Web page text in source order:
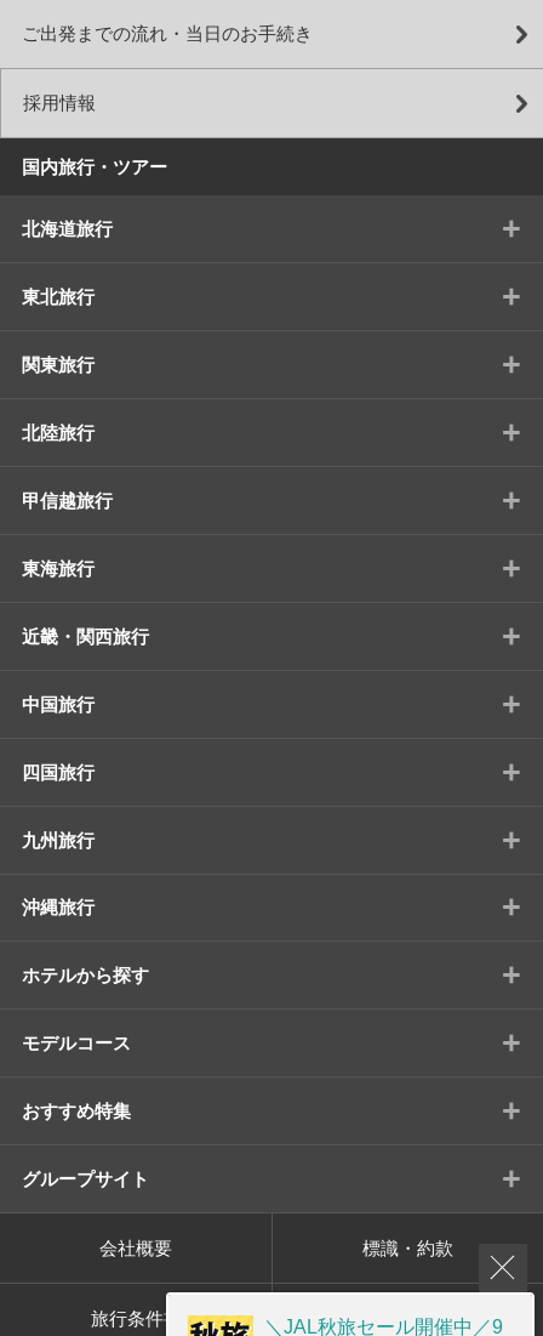
ご出発までの流れ・当日のお手続き
採用情報
国内旅行・ツアー
北海道旅行 +
東北旅行 +
関東旅行 +
北陸旅行 +
甲信越旅行 +
東海旅行 +
近畿・関西旅行 +
中国旅行 +
四国旅行 +
九州旅行 +
沖縄旅行 +
ホテルから探す +
モデルコース +
おすすめ特集 +
グループサイト +
会社概要 標識・約款
旅行条件書 プライバシーポリシー
＼JAL秋旅セール開催中／9